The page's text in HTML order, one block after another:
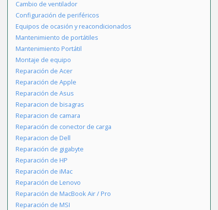
Cambio de ventilador
Configuración de periféricos
Equipos de ocasión y reacondicionados
Mantenimiento de portátiles
Mantenimiento Portátil
Montaje de equipo
Reparación de Acer
Reparación de Apple
Reparación de Asus
Reparacion de bisagras
Reparacion de camara
Reparación de conector de carga
Reparacion de Dell
Reparación de gigabyte
Reparación de HP
Reparación de iMac
Reparación de Lenovo
Reparación de MacBook Air / Pro
Reparación de MSI